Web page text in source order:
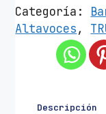
Categoría:
Altavoces,
Descripción